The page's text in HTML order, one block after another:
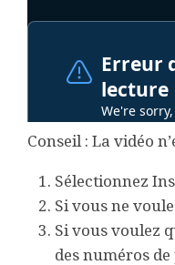
Conseil : La vidéo
Sélectionnez
Si vous ne
Si vous voulez
des numéros de